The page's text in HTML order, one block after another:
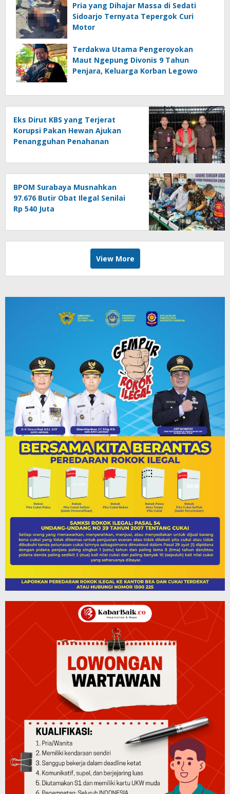
Pria yang Dihajar Massa di Sedati
Sidoarjo Ternyata Tepergok Curi
Motor
Terdakwa Utama Pengeroyokan
Maut Ngepung Divonis 9 Tahun
Penjara, Keluarga Korban Legowo
Eks Dirut KBS yang Terjerat
Korupsi Pakan Hewan Ajukan
Penangguhan Penahanan
BPOM Surabaya Musnahkan
97.676 Butir Obat Ilegal Senilai
Rp 540 Juta
View More